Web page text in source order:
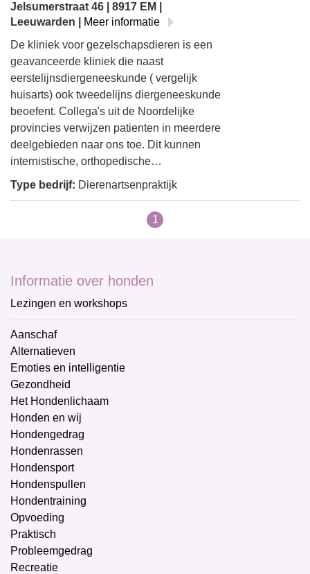
Jelsumerstraat 46 | 8917 EM |
Leeuwarden |
Meer informatie
De kliniek voor gezelschapsdieren is een
geavanceerde kliniek die naast
eerstelijnsdiergeneeskunde ( vergelijk
huisarts) ook tweedelijns diergeneeskunde
beoefent. Collega's uit de Noordelijke
provincies verwijzen patienten in meerdere
deelgebieden naar ons toe. Dit kunnen
internistische, orthopedische…
Type bedrijf: Dierenartsenpraktijk
1
Informatie over honden
Lezingen en workshops
Aanschaf
Alternatieven
Emoties en intelligentie
Gezondheid
Het Hondenlichaam
Honden en wij
Hondengedrag
Hondenrassen
Hondensport
Hondenspullen
Hondentraining
Opvoeding
Praktisch
Probleemgedrag
Recreatie